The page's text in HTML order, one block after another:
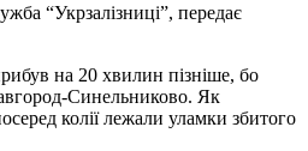
“Укрзалізниці”, передає
на 20 хвилин пізніше, бо
Синельниково. Як
колії лежали уламки збитого